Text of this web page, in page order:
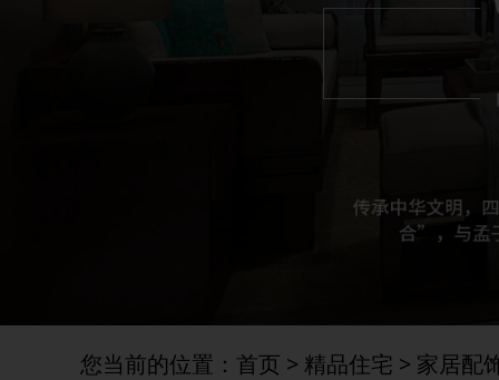
您当前的位置： 首页 > 精品住宅 > 家居配